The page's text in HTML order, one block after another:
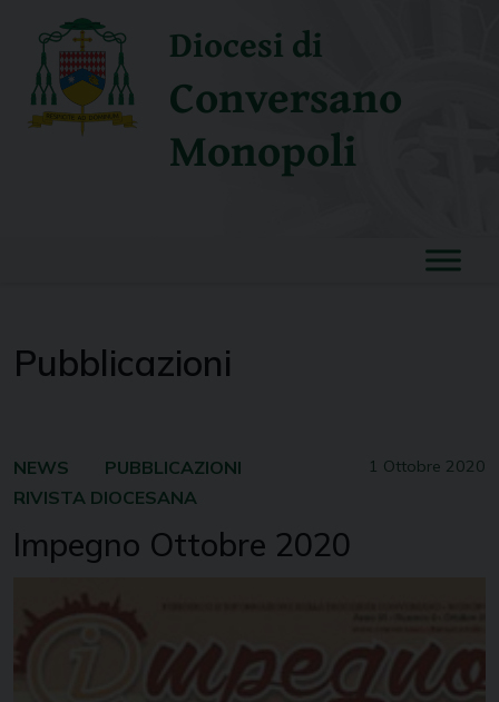
content
Diocesi di
Conversano
Monopoli
Pubblicazioni
1 Ottobre 2020
NEWS
PUBBLICAZIONI
RIVISTA DIOCESANA
Impegno Ottobre 2020